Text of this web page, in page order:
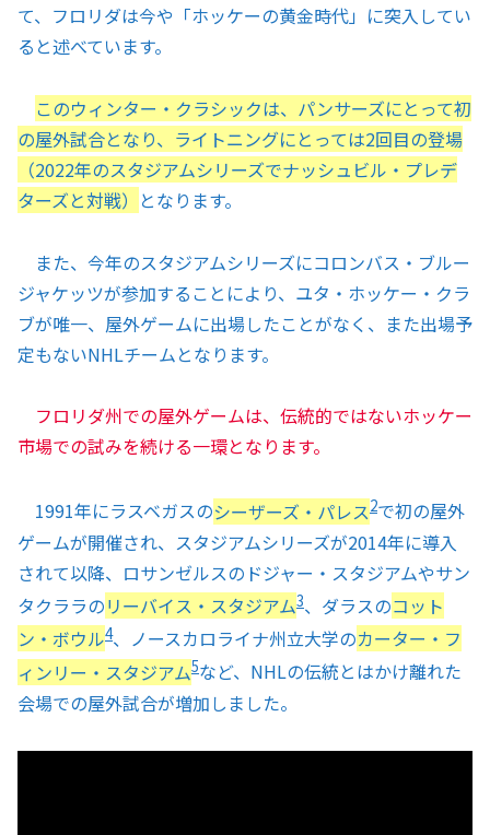
て、フロリダは今や「ホッケーの黄金時代」に突入してい
ると述べています。
このウィンター・クラシックは、パンサーズにとって初
の屋外試合となり、ライトニングにとっては2回目の登場
（2022年のスタジアムシリーズでナッシュビル・プレデ
ターズと対戦） となります。
また、今年のスタジアムシリーズにコロンバス・ブルー
ジャケッツが参加することにより、ユタ・ホッケー・クラ
ブが唯一、屋外ゲームに出場したことがなく、また出場予
定もないNHLチームとなります。
フロリダ州での屋外ゲームは、伝統的ではないホッケー
市場での試みを続ける一環となります。
1991年にラスベガスのシーザーズ・パレス2で初の屋外
ゲームが開催され、スタジアムシリーズが2014年に導入
されて以降、ロサンゼルスのドジャー・スタジアムやサン
タクララのリーバイス・スタジアム3、ダラスのコット
ン・ボウル4、ノースカロライナ州立大学のカーター・フ
ィンリー・スタジアム5など、NHLの伝統とはかけ離れた
会場での屋外試合が増加しました。